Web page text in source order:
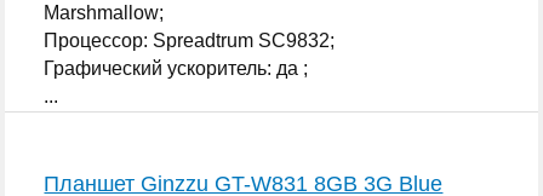
Marshmallow;
Процессор: Spreadtrum SC9832;
Графический ускоритель: да ;
...
Планшет Ginzzu GT-W831 8GB 3G Blue